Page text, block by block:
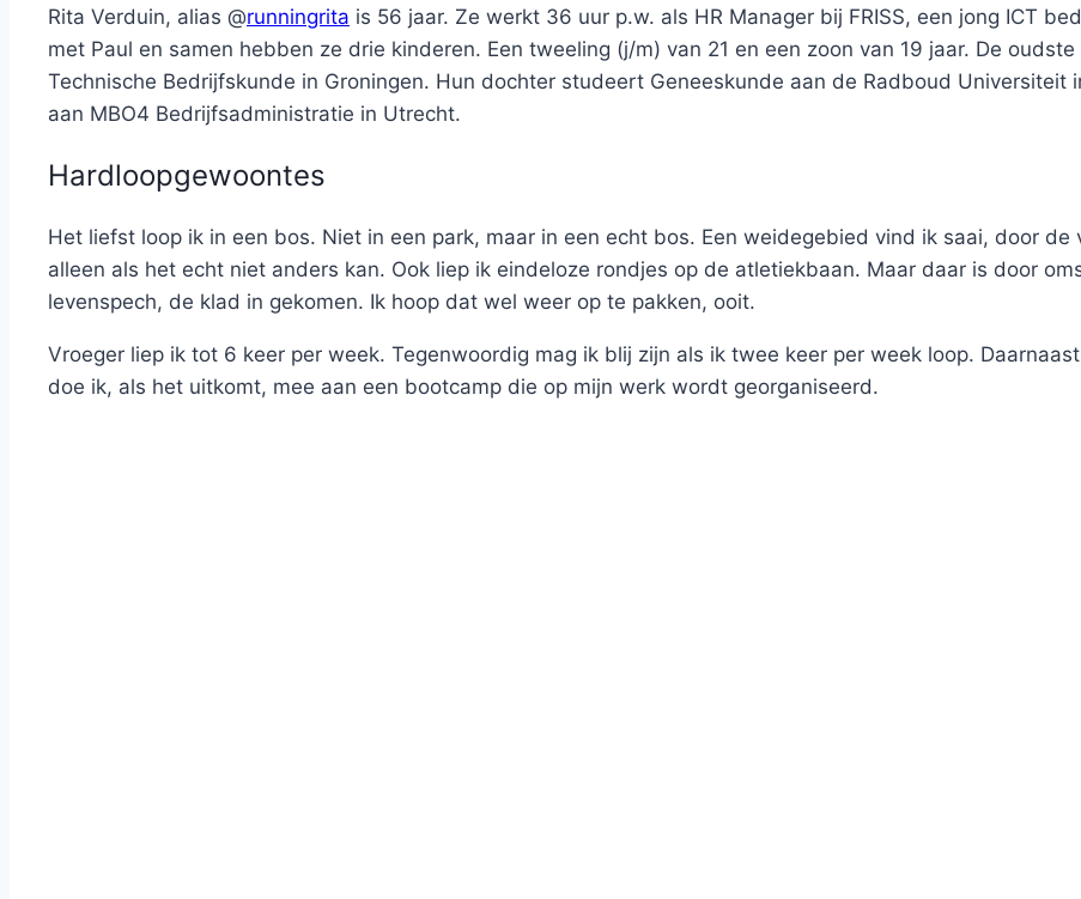
Rita Verduin, alias @runningrita is 56 jaar. Ze werkt 36 uur p.w. als HR Manager bij FRISS, een jong ICT
met Paul en samen hebben ze drie kinderen. Een tweeling (j/m) van 21 en een zoon van 19 jaar. De
Technische Bedrijfskunde in Groningen. Hun dochter studeert Geneeskunde aan de Radboud Universiteit
aan MBO4 Bedrijfsadministratie in Utrecht.
Hardloopgewoontes
Het liefst loop ik in een bos. Niet in een park, maar in een echt bos. Een weidegebied vind ik saai, door
alleen als het echt niet anders kan. Ook liep ik eindeloze rondjes op de atletiekbaan. Maar daar is door
levenspech, de klad in gekomen. Ik hoop dat wel weer op te pakken, ooit.
Vroeger liep ik tot 6 keer per week. Tegenwoordig mag ik blij zijn als ik twee keer per week loop.
doe ik, als het uitkomt, mee aan een bootcamp die op mijn werk wordt georganiseerd.